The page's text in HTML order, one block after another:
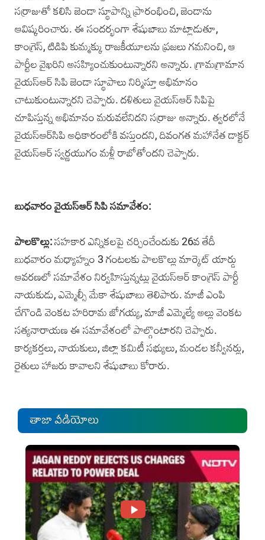
సర్రాజుతో కలిసి జెండా స్థూపాన్ని ప్రారంభించి, జెండాను
ఆవిష్కరించారు. ఈ సందర్భంగా శేషుబాబు మాట్లాడుతూ,
కాంగ్రెస్, ‌టిడిపి కుమ్మక్కు రాజకీయూలను ప్రజలు గమనించి, ఆ
పార్టీల వైఖరిని అసహ్యించుకుంటున్నారని అన్నారు. గ్రామగ్రామాన
వైయస్‌ఆర్ ‌సిపి జెండా స్థూపాలు నిర్మిస్తూ అభిమానం
చాటుకుంటున్నారని చెప్పారు. దళితులు వైయస్‌ఆర్‌ సిపిపై
చూపిస్తున్న అభిమానం మరువలేనిదని సర్రాజు అన్నారు. త్వరలోనే
వైయస్‌ఆర్‌సిపి అధికారంలోకి వస్తుందని, దివంగత మహానేత డాక్టర్‌
వైయస్‌ఆర్ స్వర్ణయుగం మళ్లీ రాబోతోందని చెప్పారు.‌
బుధవారం వైయస్‌ఆర్‌ సిపి సమావేశం:
పాలకొల్లు:సహకార ఎన్నికలపై చర్చించేందుకు 26వ తేదీ
బుధవారం మధ్యాహ్నం 3 గంటలకు పాలకొల్లు మార్కెట్ యార్డు
ఆవరణలో సమావేశం నిర్వహిస్తున్నట్లు వైయస్‌ఆర్‌ కాంగ్రెస్‌ పార్టీ
నాయకుడు, ఎమ్మెల్సీ మేకా శేషుబాబు తెలిపారు. మాజీ ఎంపి
చేగొండి వెంకట హరిరామ జోగయ్య, మాజీ ఎమ్మెల్యే అల్లు వెంకట
సత్యనారాయణ ఈ సమావేశంలో పాల్గొంటారని చెప్పారు.
కార్యకర్తలు, నాయకులు, జిల్లా కమిటీ సభ్యులు, మండల కన్వీనర్లు,
రైతులు హాజరు కావాలని శేషుబాబు కోరారు.
తాజా వీడియోలు